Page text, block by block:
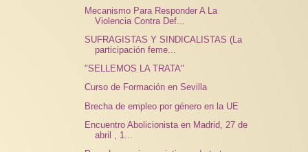
Mecanismo Para Responder A La
Violencia Contra Def...
SUFRAGISTAS Y SINDICALISTAS (La
participación feme...
"SELLEMOS LA TRATA"
Curso de Formación en Sevilla
Brecha de empleo por género en la UE
Encuentro Abolicionista en Madrid, 27 de
abril , 1...